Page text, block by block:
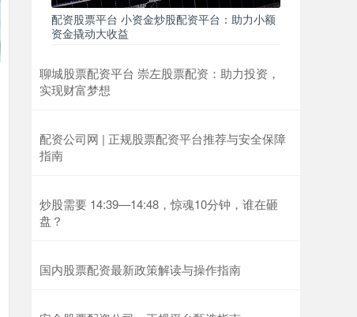
配资股票平台 小资金炒股配资平台：助力小额
资金撬动大收益
聊城股票配资平台 崇左股票配资：助力投资，
实现财富梦想
配资公司网 | 正规股票配资平台推荐与安全保障
指南
炒股需要 14:39—14:48，惊魂10分钟，谁在砸
盘？
国内股票配资最新政策解读与操作指南